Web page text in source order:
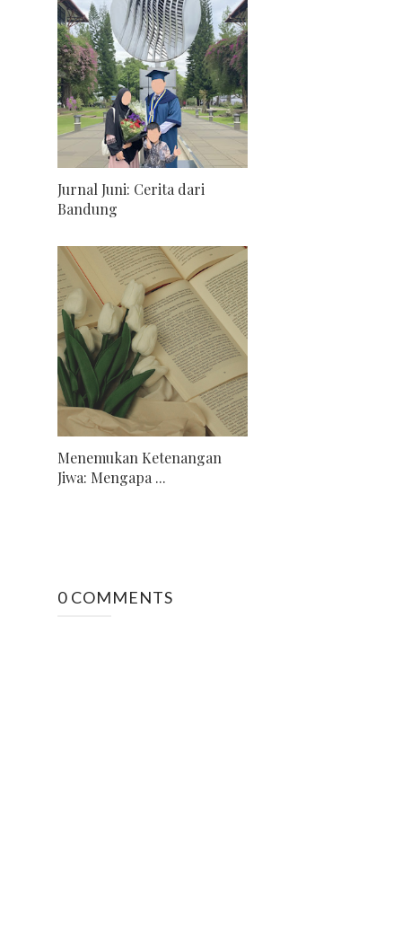
Jurnal Juni: Cerita dari
Bandung
Menemukan Ketenangan
Jiwa: Mengapa ...
0 COMMENTS